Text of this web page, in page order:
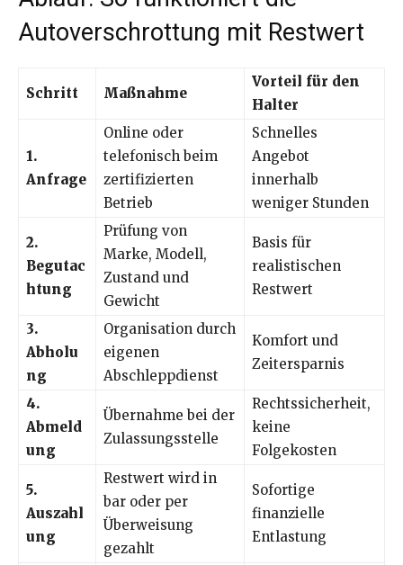
Autoverschrottung mit Restwert
Schritt Maßnahme
Vorteil für den
Halter
1.
Anfrage
Online oder
telefonisch beim
zertifizierten
Betrieb
Schnelles
Angebot
innerhalb
weniger Stunden
2.
Begutac
htung
Prüfung von
Marke, Modell,
Zustand und
Gewicht
Basis für
realistischen
Restwert
3.
Abholu
ng
Organisation durch
eigenen
Abschleppdienst
Komfort und
Zeitersparnis
4.
Abmeld
ung
Übernahme bei der
Zulassungsstelle
Rechtssicherheit,
keine
Folgekosten
5.
Auszahl
ung
Restwert wird in
bar oder per
Überweisung
gezahlt
Sofortige
finanzielle
Entlastung